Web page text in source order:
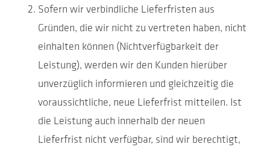
Sofern wir verbindliche Lieferfristen aus
Gründen, die wir nicht zu vertreten haben, nicht
einhalten können (Nichtverfügbarkeit der
Leistung), werden wir den Kunden hierüber
unverzüglich informieren und gleichzeitig die
voraussichtliche, neue Lieferfrist mitteilen. Ist
die Leistung auch innerhalb der neuen
Lieferfrist nicht verfügbar, sind wir berechtigt,